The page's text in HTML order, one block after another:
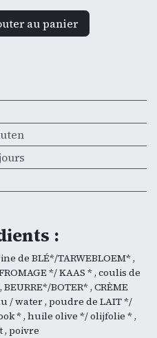
au panier
:
de BLÉ*/TARWEBLOEM* ,
*/ KAAS * , coulis de
BOTER* , CRÈME
/ water , poudre de LAIT */
* , huile olive */ olijfolie * ,
, poivre